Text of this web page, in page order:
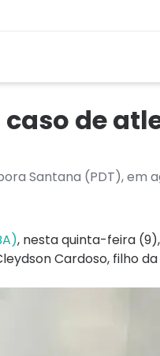
de
Santana (PDT), em
, nesta quinta-feira
Cardoso, filho